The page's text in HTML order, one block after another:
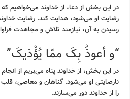
در این بخش از دعا، از خداوند می‌خواهیم
رضایت او می‌شود، هدایت کند. رضایت
رسیدن به آن، نیازمند تلاش و مجاهدت
“و أعوذُ بِکَ ممّا یُؤْذیکَ”
در این بخش، از خداوند پناه می‌بریم از
نارضایتی او می‌شود. گناهان و معاصی، قلب
را از خداوند دور می‌سازند.